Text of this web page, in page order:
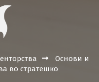
Основи и
во стратешко